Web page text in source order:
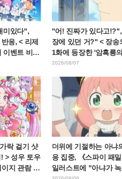
미있다",
응, < 리제
이벤트 비주
"어! 진짜가 있다고
장에 있던 거?" < 장송
1화에 등장한 '암흑룡
팬들 경악
2026/08/07
락 걸기 샷
> 성우 토우
지 관람 보
더위에 기절하는 아냐
응 집중, 《스파이 패
일러스트에 "아냐가